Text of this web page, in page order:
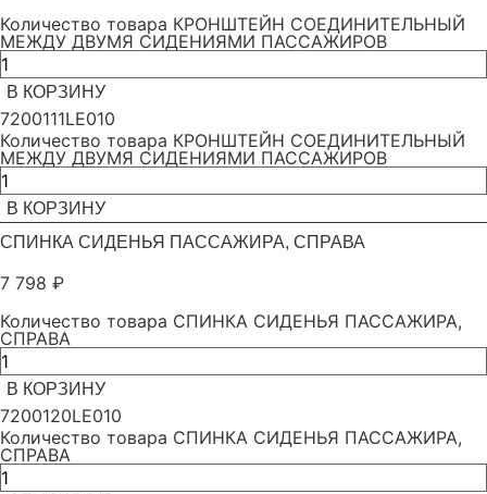
Количество товара КРОНШТЕЙН СОЕДИНИТЕЛЬНЫЙ
МЕЖДУ ДВУМЯ СИДЕНИЯМИ ПАССАЖИРОВ
В КОРЗИНУ
7200111LE010
Количество товара КРОНШТЕЙН СОЕДИНИТЕЛЬНЫЙ
МЕЖДУ ДВУМЯ СИДЕНИЯМИ ПАССАЖИРОВ
В КОРЗИНУ
СПИНКА СИДЕНЬЯ ПАССАЖИРА, СПРАВА
7 798 ₽
Количество товара СПИНКА СИДЕНЬЯ ПАССАЖИРА,
СПРАВА
В КОРЗИНУ
7200120LE010
Количество товара СПИНКА СИДЕНЬЯ ПАССАЖИРА,
СПРАВА